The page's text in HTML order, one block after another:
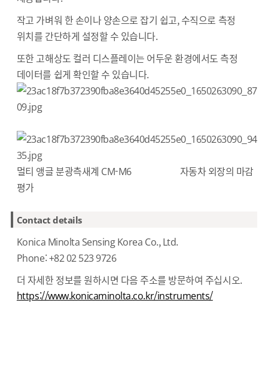
작고 가벼워 한 손이나 양손으로 잡기 쉽고, 수직으로 측정
위치를 간단하게 설정할 수 있습니다.
또한 고해상도 컬러 디스플레이는 어두운 환경에서도 측정
데이터를 쉽게 확인할 수 있습니다.
멀티 앵글 분광측새계 CM-M6 자동차 외장의 마감
평가
Contact details
Konica Minolta Sensing Korea Co., Ltd.
Phone: +82 02 523 9726
더 자세한 정보를 원하시면 다음 주소를 방문하여 주십시오.
https://www.konicaminolta.co.kr/instruments/